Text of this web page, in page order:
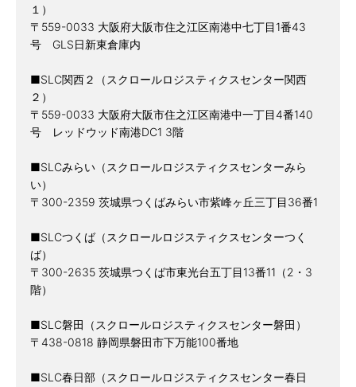
１）
〒559-0033 大阪府大阪市住之江区南港中七丁目1番43
号 GLS日新東倉庫内
■SLC関西２（スクロールロジスティクスセンター関西
２）
〒559-0033 大阪府大阪市住之江区南港中一丁目4番140
号 レッドウッド南港DC1 3階
■SLCみらい（スクロールロジスティクスセンターみら
い）
〒300-2359 茨城県つくばみらい市紫峰ヶ丘三丁目36番1
■SLCつくば（スクロールロジスティクスセンターつく
ば）
〒300-2635 茨城県つくば市東光台五丁目13番11（2・3
階）
■SLC磐田（スクロールロジスティクスセンター磐田）
〒438-0818 静岡県磐田市下万能100番地
■SLC春日部（スクロールロジスティクスセンター春日